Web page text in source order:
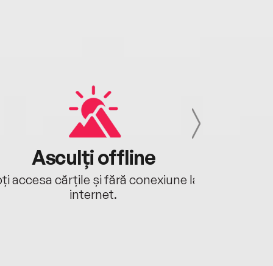
Asculți offline
accesa cărțile și fără conexiune la
internet.